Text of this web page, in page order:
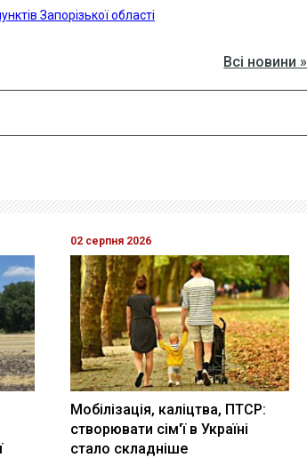
Запорізької області
Всі новини »
02 серпня 2026
Мобілізація, каліцтва, ПТСР:
створювати сім'ї в Україні
стало складніше